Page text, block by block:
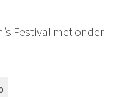
Festival met onder